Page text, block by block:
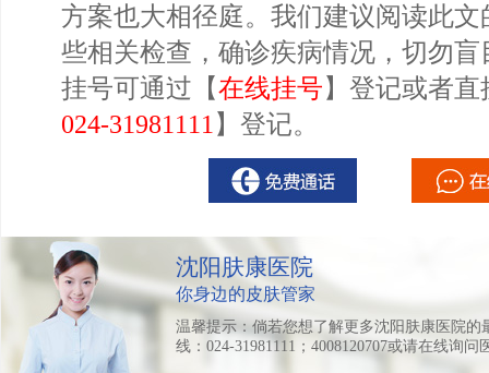
方案也大相径庭。我们建议阅读此
些相关检查，确诊疾病情况，切勿
挂号可通过【在线挂号】登记或者
024-31981111 】登记。
沈阳肤康医院
你身边的皮肤管家
温馨提示：倘若您想了解更多沈阳肤康医院
线：024-31981111；4008120707或请在线询问